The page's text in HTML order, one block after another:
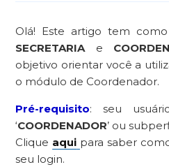
Olá! Este artigo tem
SECRETARIAe
objetivo orientar você a
o módulo de Coordenador.
Pré-requisito: seu
‘COORDENADOR’ ou
Clique aqui para saber
seu login.